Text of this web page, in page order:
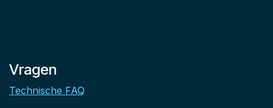
Vragen
Technische FAQ